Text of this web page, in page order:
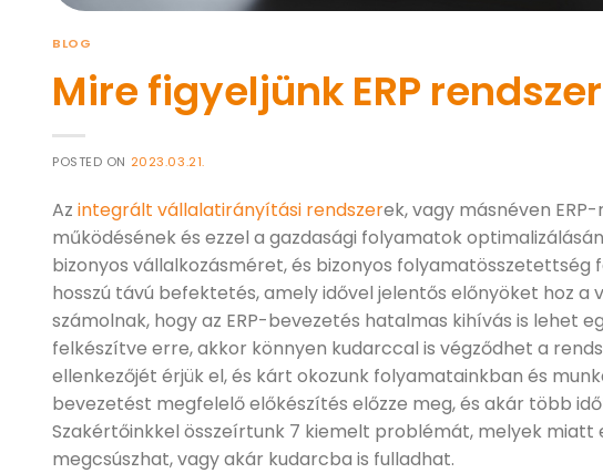
BLOG
Mire figyeljünk ERP
POSTED ON 2023.03.21.
Az integrált vállalatirányítási rendszerek, vagy másnéven
működésének és ezzel a gazdasági folyamatok
bizonyos vállalkozásméret, és bizonyos
hosszú távú befektetés, amely idővel jelentős előnyöket hoz a
számolnak, hogy az ERP-bevezetés hatalmas kihívás is lehet
felkészítve erre, akkor könnyen kudarccal is végződhet a
ellenkezőjét érjük el, és kárt okozunk folyamatainkban és
bevezetést megfelelő előkészítés előzze meg, és akár több
Szakértőinkkel összeírtunk 7 kiemelt problémát, melyek
megcsúszhat, vagy akár kudarcba is fulladhat.